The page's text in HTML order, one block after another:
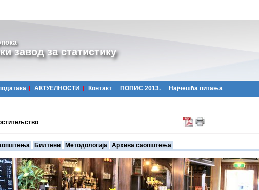
завод за статистику
АКТУЕЛНОСТИ Контакт ПОПИС 2013. Најчешћa питања
Билтени Методологија Архива саопштења